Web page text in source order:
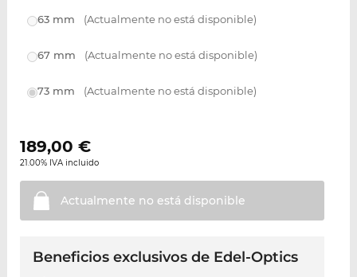
63 mm (Actualmente no está disponible)
67 mm (Actualmente no está disponible)
73 mm (Actualmente no está disponible)
189,00 €
21.00% IVA incluido
Actualmente no está disponible
Beneficios exclusivos de Edel-Optics